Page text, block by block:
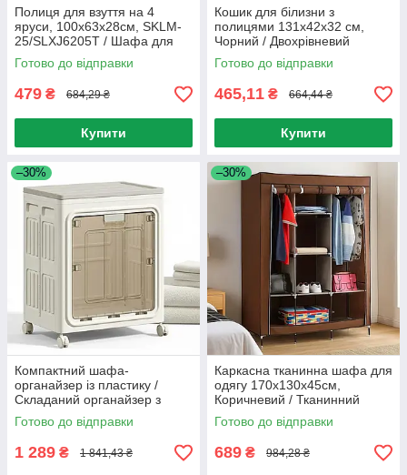
Полиця для взуття на 4
яруси, 100x63x28см, SKLM-
25/SLXJ6205T / Шафа для
взуття / Етажерка для взуття
Готово до відправки
479 ₴ 684,29 ₴
Купити
Кошик для білизни з
полицями 131х42х32 см,
Чорний / Двохрівневий
стелаж у ванну / Стелаж з
кошиком для білизни
Готово до відправки
465,11 ₴ 664,44 ₴
Купити
–30%
Компактний шафа-
органайзер із пластику /
Складаний органайзер з
відкидною кришкою /
Пересувний ящик на
Готово до відправки
1 289 ₴ 1 841,43 ₴
–30%
Каркасна тканинна шафа для
одягу 170х130х45см,
Коричневий / Тканинний
стелаж органайзер для одягу
/ Шафа органайзер для
Готово до відправки
689 ₴ 984,28 ₴